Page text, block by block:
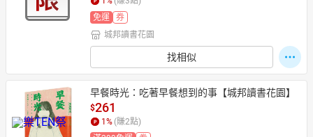
免運
券
城邦讀書花園
找相似
早餐時光：吃著早餐想到的事【城邦讀書花園】
$261
1 % (賺2點)